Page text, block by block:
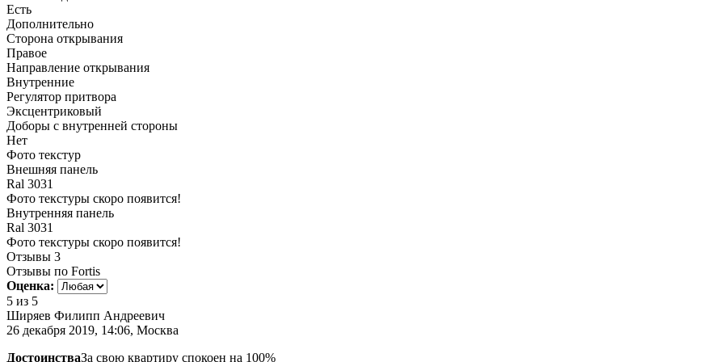
Есть
Дополнительно
Сторона открывания
Правое
Направление открывания
Внутренние
Регулятор притвора
Эксцентриковый
Доборы с внутренней стороны
Нет
Фото текстур
Внешняя панель
Ral 3031
Фото текстуры скоро появится!
Внутренняя панель
Ral 3031
Фото текстуры скоро появится!
Отзывы 3
Отзывы по Fortis
Оценка:
5 из 5
Ширяев Филипп Андреевич
26 декабря 2019, 14:06, Москва
ДостоинстваЗа свою квартиру спокоен на 100%